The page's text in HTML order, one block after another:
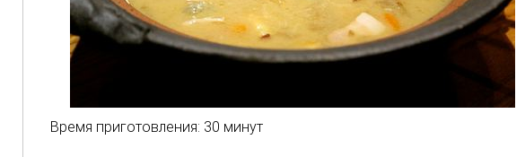
Время приготовления: 30 минут